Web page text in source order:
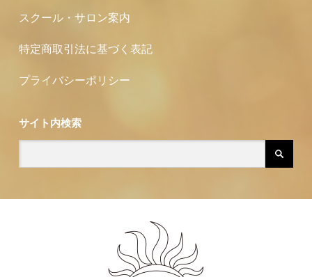
スクール・サロン案内
特定商取引法に基づく表記
プライバシーポリシー
サイト内検索